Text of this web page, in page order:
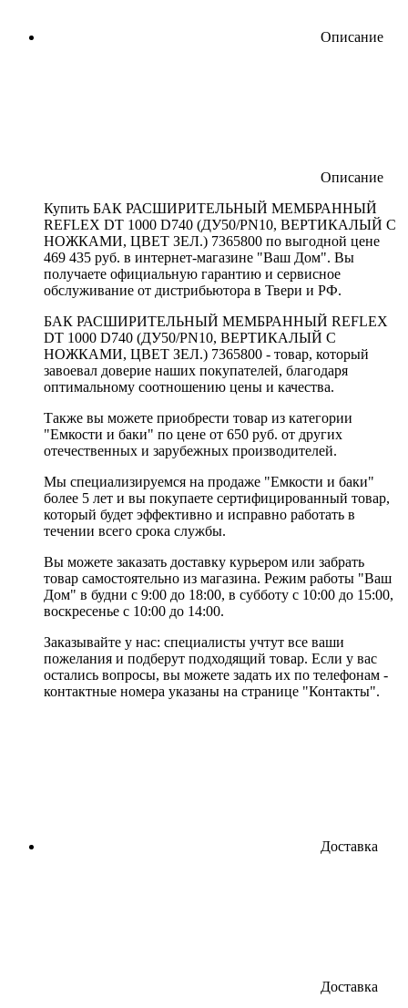
Описание
Описание
Купить БАК РАСШИРИТЕЛЬНЫЙ МЕМБРАННЫЙ
REFLEX DT 1000 D740 (ДУ50/PN10, ВЕРТИКАЛЫЙ С
НОЖКАМИ, ЦВЕТ ЗЕЛ.) 7365800 по выгодной цене
469 435 руб. в интернет-магазине "Ваш Дом". Вы
получаете официальную гарантию и сервисное
обслуживание от дистрибьютора в Твери и РФ.
БАК РАСШИРИТЕЛЬНЫЙ МЕМБРАННЫЙ REFLEX
DT 1000 D740 (ДУ50/PN10, ВЕРТИКАЛЫЙ С
НОЖКАМИ, ЦВЕТ ЗЕЛ.) 7365800 - товар, который
завоевал доверие наших покупателей, благодаря
оптимальному соотношению цены и качества.
Также вы можете приобрести товар из категории
"Емкости и баки" по цене от 650 руб. от других
отечественных и зарубежных производителей.
Мы специализируемся на продаже "Емкости и баки"
более 5 лет и вы покупаете сертифицированный товар,
который будет эффективно и исправно работать в
течении всего срока службы.
Вы можете заказать доставку курьером или забрать
товар самостоятельно из магазина. Режим работы "Ваш
Дом" в будни с 9:00 до 18:00, в субботу с 10:00 до 15:00,
воскресенье с 10:00 до 14:00.
Заказывайте у нас: специалисты учтут все ваши
пожелания и подберут подходящий товар. Если у вас
остались вопросы, вы можете задать их по телефонам -
контактные номера указаны на странице "Контакты".
Доставка
Доставка